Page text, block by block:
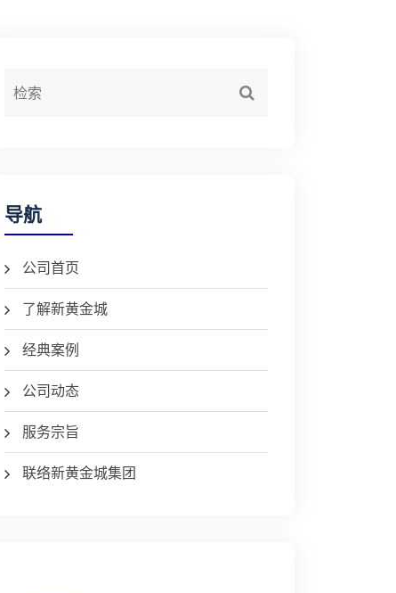
导航
公司首页
了解新黄金城
经典案例
公司动态
服务宗旨
联络新黄金城集团